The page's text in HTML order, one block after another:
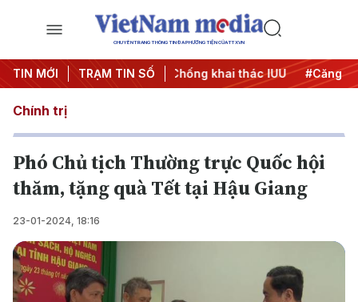
CHUYÊN TRANG THÔNG TIN ĐA PHƯƠNG TIỆN CỦA TTXVN
TIN MỚI TRẠM TIN SỐ
500 ngày đêm #Chống khai thác IUU #Căng thẳng
Chính trị
Phó Chủ tịch Thường trực Quốc hội
thăm, tặng quà Tết tại Hậu Giang
23-01-2024, 18:16